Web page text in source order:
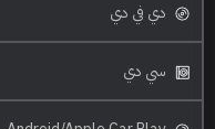
دي في دي
سي دي